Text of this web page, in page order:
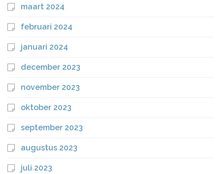
maart 2024
februari 2024
januari 2024
december 2023
november 2023
oktober 2023
september 2023
augustus 2023
juli 2023